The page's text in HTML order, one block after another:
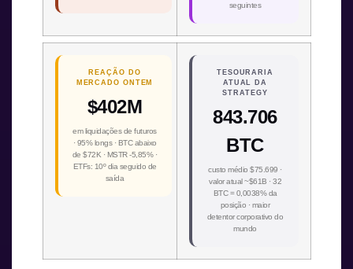
seguintes
REAÇÃO DO
MERCADO ONTEM
$402M
em liquidações de futuros
· 95% longs · BTC abaixo
de $72K · MSTR -5,85% ·
ETFs: 10º dia seguido de
saída
TESOURARIA
ATUAL DA
STRATEGY
843.706
BTC
custo médio $75.699 ·
valor atual ~$61B · 32
BTC = 0,0038% da
posição · maior
detentor corporativo do
mundo